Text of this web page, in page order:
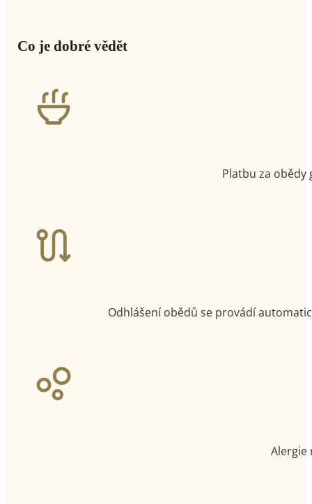
Co je dobré vědět
Platbu za obědy
Odhlášení obědů se provádí
Alergie